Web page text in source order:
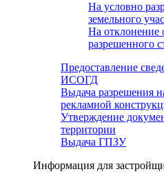
На условно
земельного
На отклонение
разрешенного
Предоставление
ИСОГД
Выдача разрешения
рекламной
Утверждение
территории
Выдача ГПЗУ
Информация для